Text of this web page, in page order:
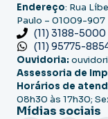
Endereço: Rua
Paulo – 01009-907
(11) 3188-5000
(11) 95775-
Ouvidoria:
Assessoria de
Horários de
08h30 às 17h30;
Mídias sociais